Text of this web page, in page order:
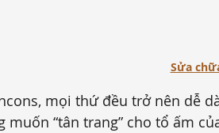
Sửa
muốn “tân trang” cho tổ ấm